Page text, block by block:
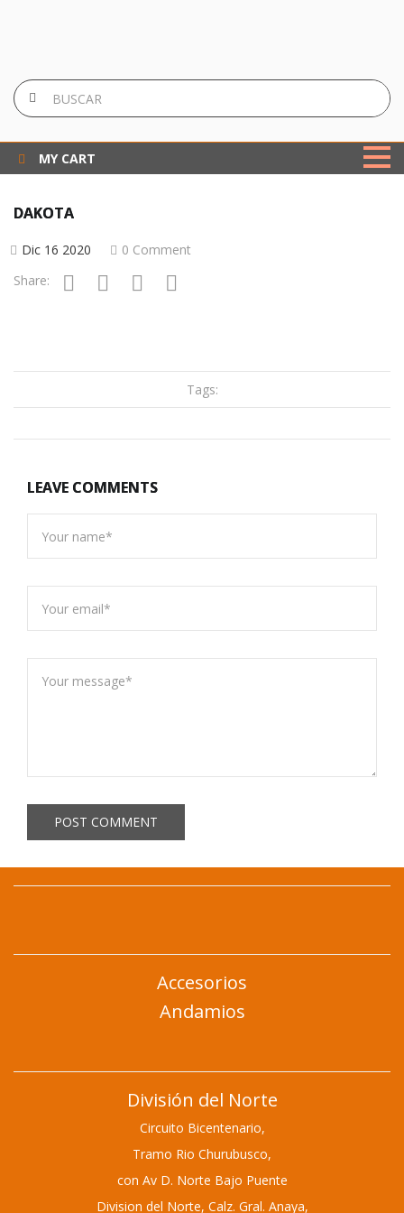
MY CART
DAKOTA
Dic 16 2020
0 Comment
Share:
Tags:
LEAVE COMMENTS
Accesorios
Andamios
División del Norte
Circuito Bicentenario,
Tramo Rio Churubusco,
con Av D. Norte Bajo Puente
Division del Norte, Calz. Gral. Anaya,